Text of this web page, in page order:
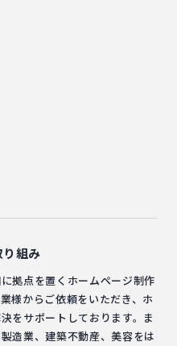
組み
拠点を置くホームページ制作
様からご依頼をいただき、ホ
をサポートしております。ま
造業、建築不動産、美容をは